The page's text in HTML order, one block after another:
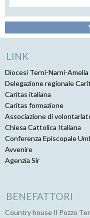
LINK
Diocesi Terni-Narni-Amelia
Delegazione regionale
Caritas italiana
Caritas formazione
Associazione di
Chiesa Cattolica Italiana
Conferenza Episcopale
Avvenire
Agenzia Sir
BENEFATTORI
Country house Il Pozzo